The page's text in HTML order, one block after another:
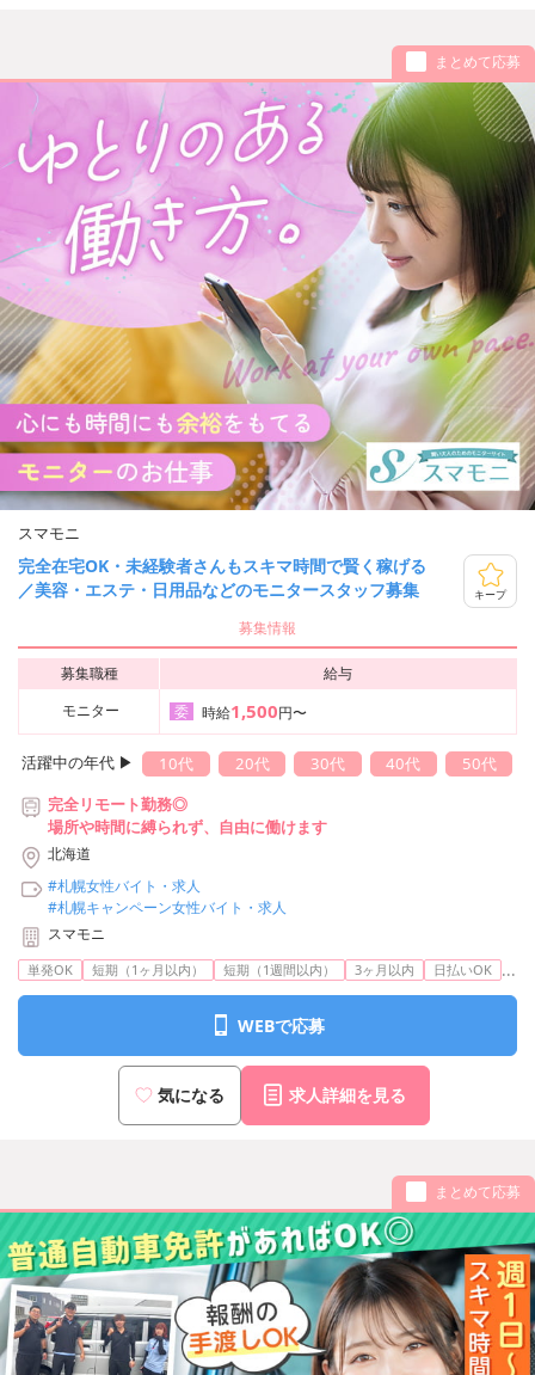
まとめて応募
スマモニ
完全在宅OK・未経験者さんもスキマ時間で賢く稼げる
／美容・エステ・日用品などのモニタースタッフ募集
キープ
募集情報
募集職種
給与
モニター
委 時給1,500円〜
活躍中の年代 ▶︎ 10代 20代 30代 40代
50代
完全リモート勤務◎
場所や時間に縛られず、自由に働けます
北海道
#札幌女性バイト・求人
#札幌キャンペーン女性バイト・求人
スマモニ
単発OK 短期（1ヶ月以内） 短期（1週間以内） 3ヶ月以内 日払いOK ...
WEBで応募
気になる 求人詳細を見る
まとめて応募